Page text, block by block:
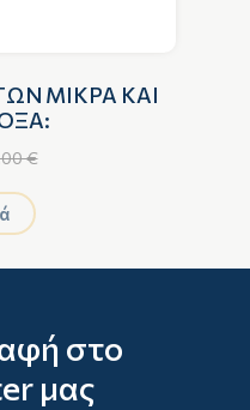
ΜΙΚΡΑ ΚΑΙ
€
στο
μας